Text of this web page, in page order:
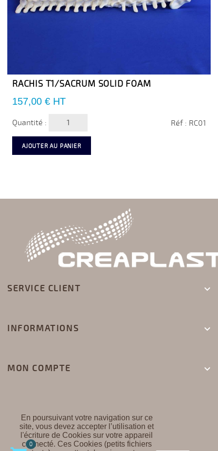
RACHIS T1/SACRUM SOLID FOAM
Prix
157,00 € HT
Quantité : Réf : RC01
AJOUTER AU PANIER
SERVICE CLIENT 
INFORMATIONS 
MON COMPTE 
En poursuivant votre navigation sur ce
site, vous devez accepter l’utilisation et
l'écriture de Cookies sur votre appareil
connecté. Ces Cookies (petits fichiers
CREAPLAST ©
0